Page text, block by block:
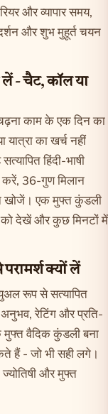
और व्यापार समय,
और शुभ मुहूर्त चयन
लें - चैट, कॉल या
काम के एक दिन का
का खर्च नहीं
हिंदी-भाषी
36-गुण मिलान
खोजें। एक मुफ्तकुंडली
को देखेंऔर कुछ मिनटों में
क्यों लें
रूप से सत्यापित
अनुभव, रेटिंग और प्रति-
वैदिक कुंडली बना
हैं - जो भी सही लगे।
और मुफ्त